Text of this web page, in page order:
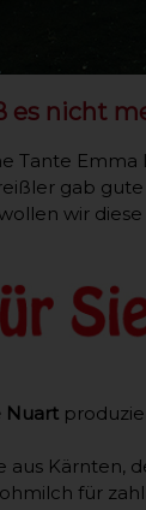
es nicht
Tante
gab
wir
Nuart
aus Kärnten,
für